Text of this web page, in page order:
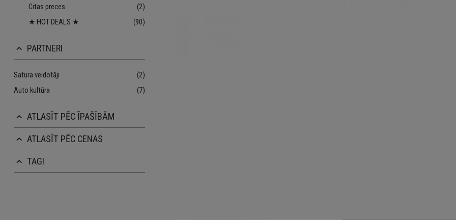
Citas preces
(2)
★ HOT DEALS ★
(90)
keyboard_arrow_up PARTNERI
Satura veidotāji
(2)
Auto kultūra
(7)
keyboard_arrow_up ATLASĪT PĒC ĪPAŠĪBĀM
keyboard_arrow_up ATLASĪT PĒC CENAS
keyboard_arrow_up TAGI